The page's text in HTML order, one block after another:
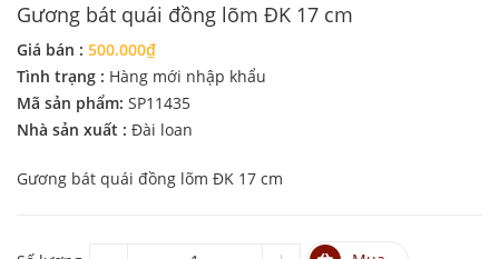
Gương bát quái đồng lõm ĐK 17 cm
Giá bán : 500.000₫
Tình trạng : Hàng mới nhập khẩu
Mã sản phẩm: SP11435
Nhà sản xuất : Đài loan
Gương bát quái đồng lõm ĐK 17 cm